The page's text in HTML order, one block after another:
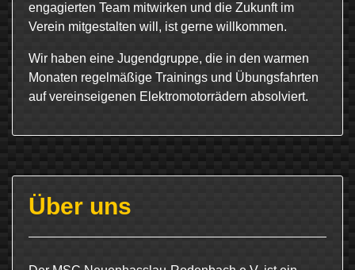
engagierten Team mitwirken und die Zukunft im
Verein mitgestalten will, ist gerne willkommen.
Wir haben eine Jugendgruppe, die in den warmen
Monaten regelmäßige Trainings und Übungsfahrten
auf vereinseigenen Elektromotorrädern absolviert.
Über uns